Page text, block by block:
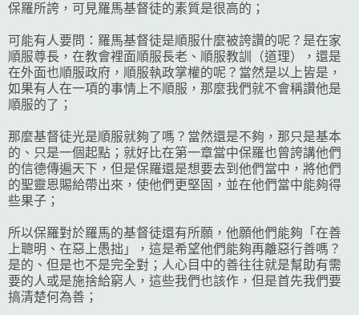
保羅所誇，可見羅馬基督徒的素質是很高的；
可能有人要問：羅馬基督徒是順服什麼被誇讚的呢？是在家
順服尊長，在教會裡面順服長老、順服教訓（道理），還是
在外面也順服政府，順服執政掌權的呢？當然是以上皆是，
如果有人在一項的事情上不順服，那麼我們就不會稱讚他是
順服的了；
那麼基督徒光是順服就夠了嗎？當然還是不夠，那只是基本
的、只是一個起點；就好比在第一章當中保羅也曾誇講他們
的信德傳遍天下，但是保羅還是想要去到他們當中，將他們
的聖靈恩賜給帶出來，使他們更堅固，並在他們當中能夠得
些果子；
所以保羅對於羅馬的基督徒還有所願，他願他們能夠「在善
上聰明、在惡上愚拙」，這是希望他們能夠再離惡行善嗎？
是的、但是也不是完全對；人心目中的善往往就是幫助有需
要的人或是施捨給窮人，這些我們也該作，但是首先我們要
搞清楚何為善；